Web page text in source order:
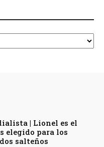
| Lionel es el
elegido para los
salteños